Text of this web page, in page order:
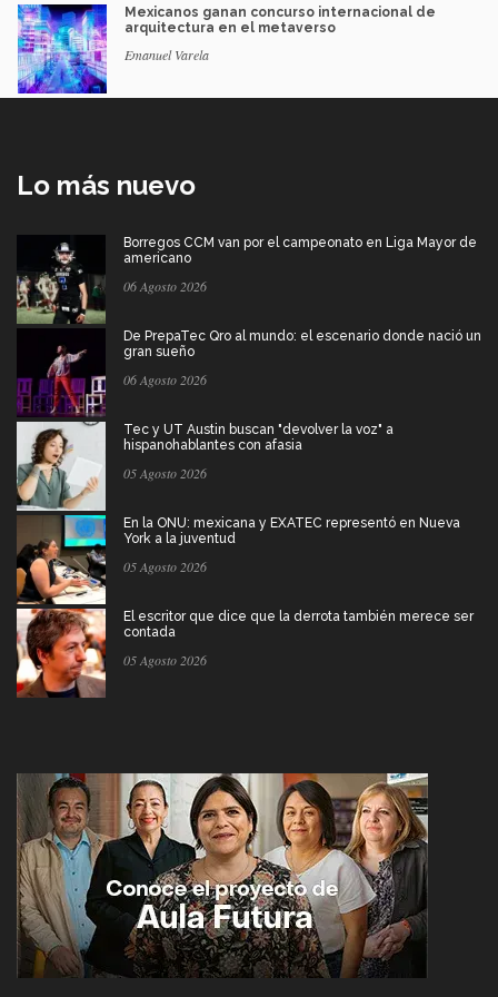
Mexicanos ganan concurso internacional de
arquitectura en el metaverso
Emanuel Varela
Lo más nuevo
Borregos CCM van por el campeonato en Liga Mayor de
americano
06 Agosto 2026
De PrepaTec Qro al mundo: el escenario donde nació un
gran sueño
06 Agosto 2026
Tec y UT Austin buscan "devolver la voz" a
hispanohablantes con afasia
05 Agosto 2026
En la ONU: mexicana y EXATEC representó en Nueva
York a la juventud
05 Agosto 2026
El escritor que dice que la derrota también merece ser
contada
05 Agosto 2026